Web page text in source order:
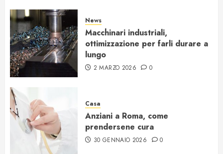
News
Macchinari industriali,
ottimizzazione per farli durare a
lungo
2 MARZO 2026 0
Casa
Anziani a Roma, come
prendersene cura
30 GENNAIO 2026 0